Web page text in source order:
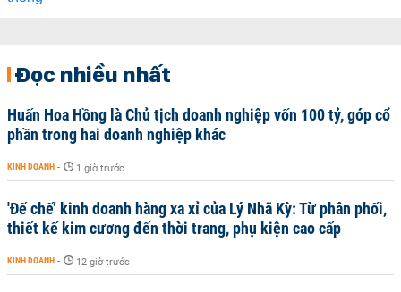
Đọc nhiều nhất
Huấn Hoa Hồng là Chủ tịch doanh nghiệp vốn 100 tỷ, góp cổ
phần trong hai doanh nghiệp khác
KINH DOANH - 1 giờ trước
'Đế chế’ kinh doanh hàng xa xỉ của Lý Nhã Kỳ: Từ phân phối,
thiết kế kim cương đến thời trang, phụ kiện cao cấp
KINH DOANH - 12 giờ trước